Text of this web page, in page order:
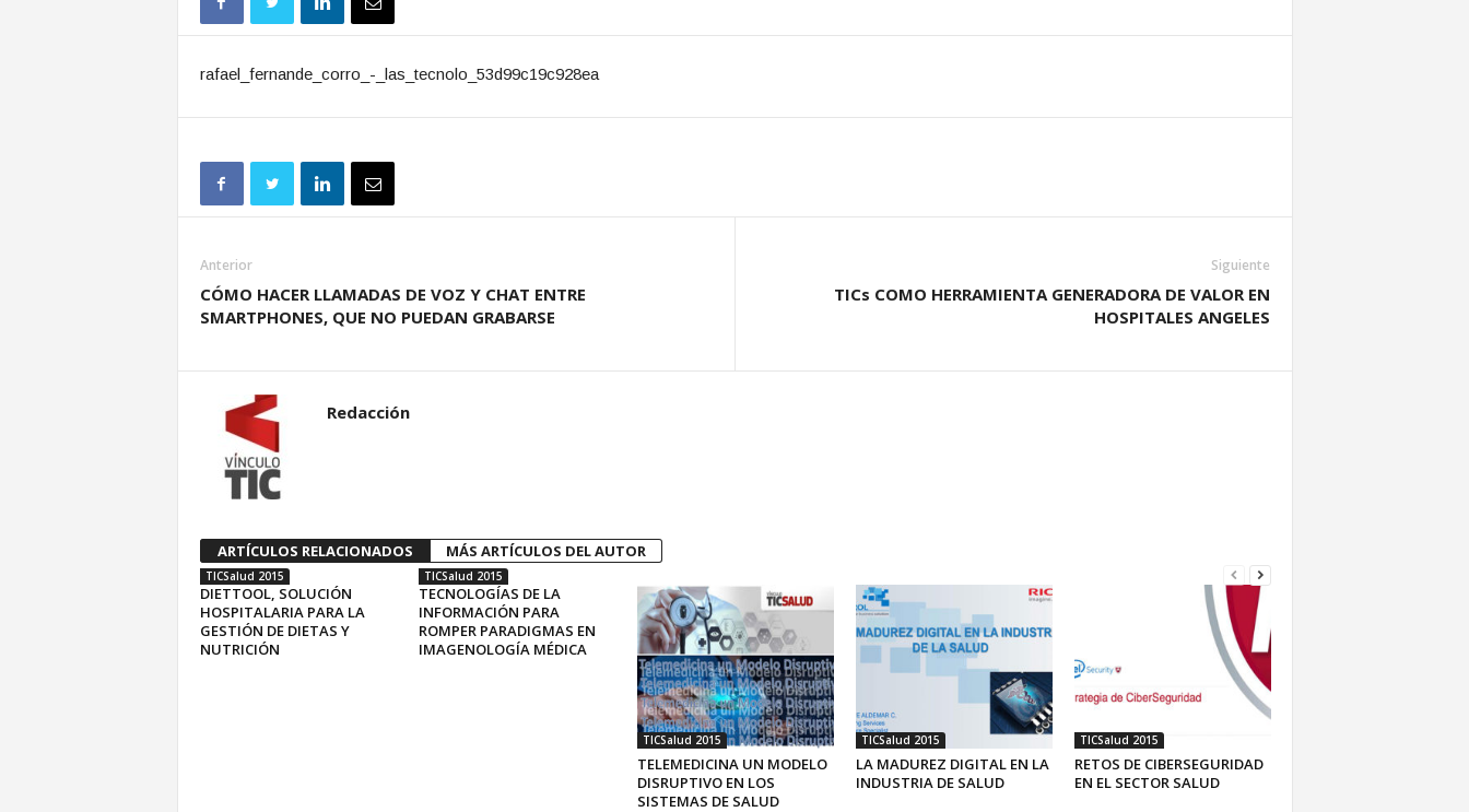
rafael_fernande_corro_-_las_tecnolo_53d99c19c928ea
Anterior
CÓMO HACER LLAMADAS DE VOZ Y CHAT ENTRE
SMARTPHONES, QUE NO PUEDAN GRABARSE
Siguiente
TICs COMO HERRAMIENTA GENERADORA DE VALOR EN
HOSPITALES ANGELES
Redacción
ARTÍCULOS RELACIONADOS MÁS ARTÍCULOS DEL AUTOR
TICSalud 2015
DIETTOOL, SOLUCIÓN
HOSPITALARIA PARA LA
GESTIÓN DE DIETAS Y
NUTRICIÓN
TICSalud 2015
TECNOLOGÍAS DE LA
INFORMACIÓN PARA
ROMPER PARADIGMAS EN
IMAGENOLOGÍA MÉDICA
TICSalud 2015
TELEMEDICINA UN MODELO
DISRUPTIVO EN LOS
SISTEMAS DE SALUD
TICSalud 2015
LA MADUREZ DIGITAL EN LA
INDUSTRIA DE SALUD
TICSalud 2015
RETOS DE CIBERSEGURIDAD
EN EL SECTOR SALUD